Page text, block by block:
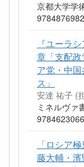
京都大学学
『ユーラ
章「支配
ア党・中
ス」
安達 祐子 (
ミネルヴァ
「ロシア
藤大輔・